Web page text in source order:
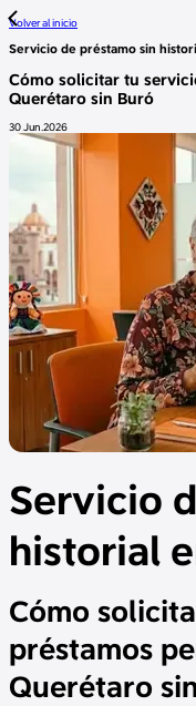
Volver al inicio
Servicio de préstamo sin
Cómo solicitar tu
Querétaro sin Buró
30 Jun.2026
Servicio
historial
Cómo
préstamos
Querétaro